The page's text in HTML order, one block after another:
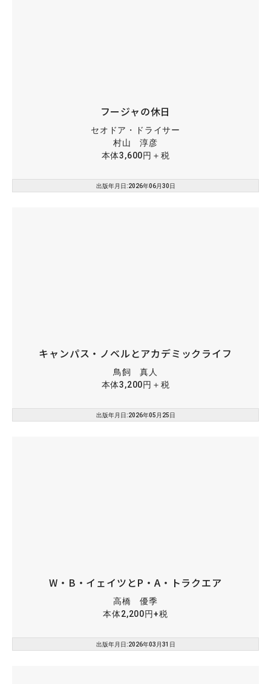
フージャの休日
セオドア・ドライサー
村山 淳彦
本体3,600円＋税
出版年月日:2026年06月30日
キャンパス・ノベルとアカデミックライフ
鳥飼 真人
本体3,200円＋税
出版年月日:2026年05月25日
W・B・イェイツとP・A・トラクエア
高橋 優季
本体2,200円+税
出版年月日:2026年03月31日